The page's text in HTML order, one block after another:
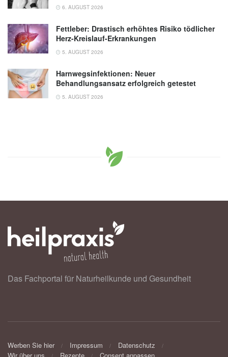
6. AUGUST 2026
Fettleber: Drastisch erhöhtes Risiko tödlicher
Herz-Kreislauf-Erkrankungen
5. AUGUST 2026
Harnwegsinfektionen: Neuer
Behandlungsansatz erfolgreich getestet
5. AUGUST 2026
Das Fachportal für Naturheilkunde und Gesundheit
Werben Sie hier Impressum
Datenschutz